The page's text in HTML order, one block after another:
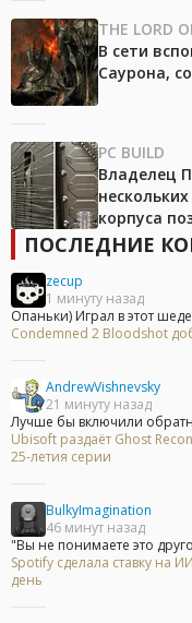
THE LORD
В сети
Саурона,
PC BUILD
Владелец
корпуса
ПОСЛЕДНИЕ
zecup
1 минуту назад
Опаньки) Играл в этот
Condemned 2 Bloodshot
AndrewVishnevsky
21 минуту назад
Лучше бы включили
Ubisoft раздаёт Ghost
25-летия серии
BulkyImagination
46 минут назад
"Вы не понимаете это
Spotify сделала ставку на
день